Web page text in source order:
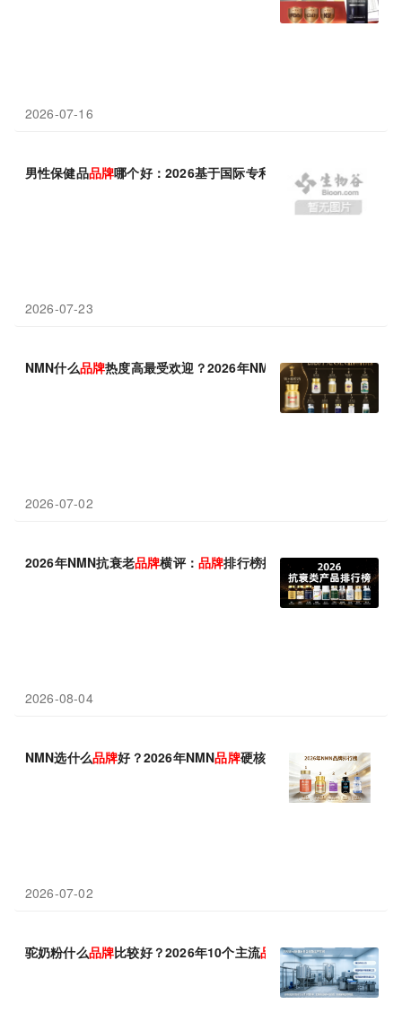
2026-07-16
男性保健品品牌哪个好：2026基于国际专利数量的品牌 排名
2026-07-23
NMN什么品牌热度高最受欢迎？2026年NMN十大品牌横评：200家
2026-07-02
2026年NMN抗衰老品牌横评：品牌排行榜推荐，三大品牌谁更强
2026-08-04
NMN选什么品牌好？2026年NMN品牌硬核测评榜单，从纯度到认
2026-07-02
驼奶粉什么品牌比较好？2026年10个主流品牌配料、奶源与认证